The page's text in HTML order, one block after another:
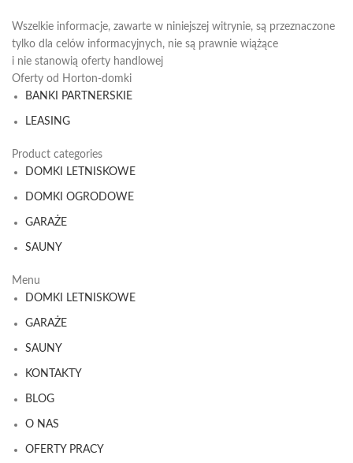
Wszelkie informacje, zawarte w niniejszej witrynie, są przeznaczone
tylko dla celów informacyjnych, nie są prawnie wiążące
i nie stanowią oferty handlowej
Oferty od Horton-domki
BANKI PARTNERSKIE
LEASING
Product categories
DOMKI LETNISKOWE
DOMKI OGRODOWE
GARAŻE
SAUNY
Menu
DOMKI LETNISKOWE
GARAŻE
SAUNY
KONTAKTY
BLOG
O NAS
OFERTY PRACY